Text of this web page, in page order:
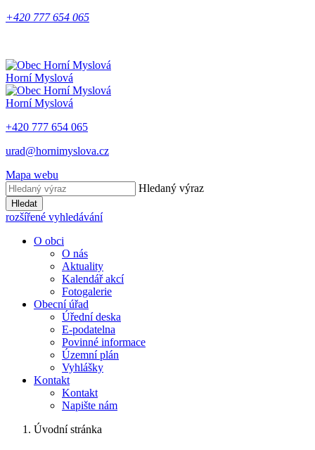
+420 777 654 065
Horní Myslová
Horní Myslová
+420 777 654 065
urad@hornimyslova.cz
Mapa webu
Hledaný výraz
Hledat
rozšířené vyhledávání
O obci
O nás
Aktuality
Kalendář akcí
Fotogalerie
Obecní úřad
Úřední deska
E-podatelna
Povinné informace
Územní plán
Vyhlášky
Kontakt
Kontakt
Napište nám
Úvodní stránka